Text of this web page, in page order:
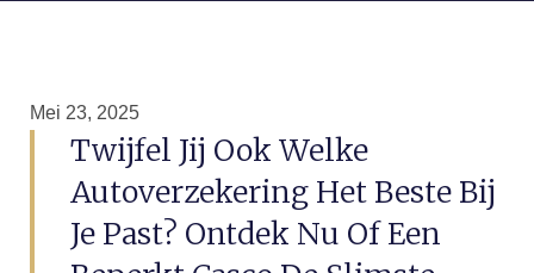
Mei 23, 2025
Twijfel Jij Ook Welke
Autoverzekering Het Beste Bij
Je Past? Ontdek Nu Of Een